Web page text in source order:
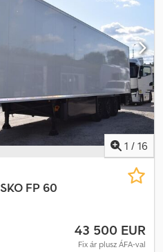
1 / 16
SKO FP 60
43 500 EUR
Fix ár plusz ÁFA-val